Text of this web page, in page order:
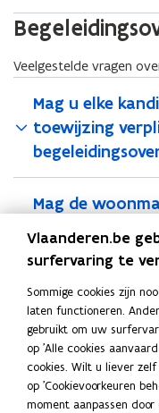
Veelgestelde vragen
Mag u elke
toewijzing
Mag de
ondertekenen?
Moet de
de gemeente
toegewezen
Mag u een
Vlaanderen.be
surfervaring te
Sommige cookies zijn
laten functioneren.
gebruikt om uw
op 'Alle cookies
cookies. Wilt u liever
op 'Cookievoorkeuren
moment aanpassen